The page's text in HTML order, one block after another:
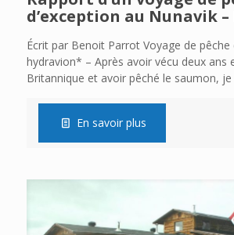
d’exception au Nunavik
Écrit par Benoit Parrot Voyage de pêche
hydravion* – Après avoir vécu deux ans
Britannique et avoir pêché le saumon,
En savoir plus